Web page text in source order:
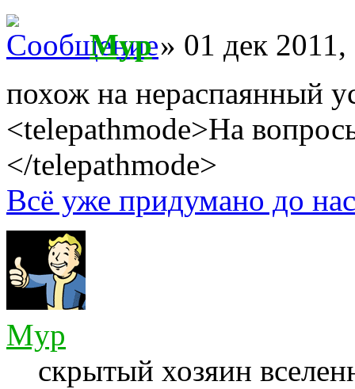
Myp» 01 дек 2011,
похож на нераспаянный
<telepathmode>На
</telepathmode>
Всё уже придумано до
Myp
скрытый хозяин